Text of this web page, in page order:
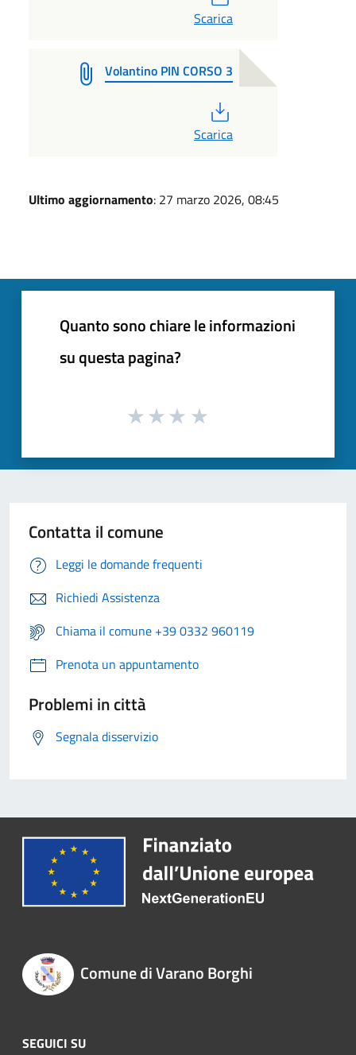
Scarica
Volantino PIN CORSO 3
Scarica
Ultimo aggiornamento: 27 marzo 2026, 08:45
Quanto sono chiare le informazioni
su questa pagina?
Contatta il comune
Leggi le domande frequenti
Richiedi Assistenza
Chiama il comune +39 0332 960119
Prenota un appuntamento
Problemi in città
Segnala disservizio
Comune di Varano Borghi
SEGUICI SU